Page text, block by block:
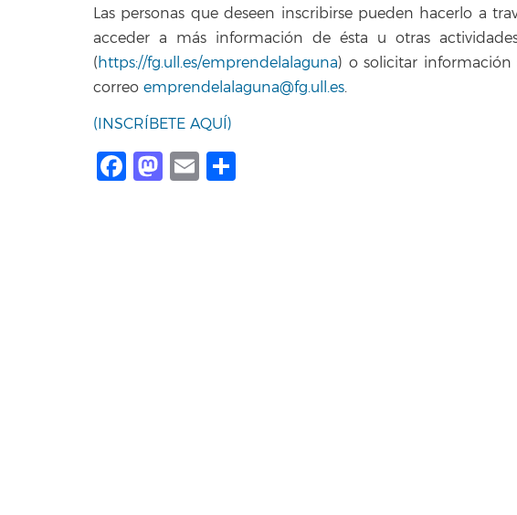
Las personas que deseen inscribirse pueden hacerlo a
acceder a más información de ésta u otras
(https://fg.ull.es/emprendelalaguna) o solicitar
correo emprendelalaguna@fg.ull.es.
(INSCRÍBETE AQUÍ)
Facebook
Mastodon
Email